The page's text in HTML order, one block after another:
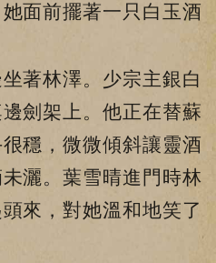
面前擺著一只白玉酒
林澤。少宗主銀白
劍架上。他正在替蘇
穩，微微傾斜讓靈酒
灑。葉雪晴進門時林
來，對她溫和地笑了